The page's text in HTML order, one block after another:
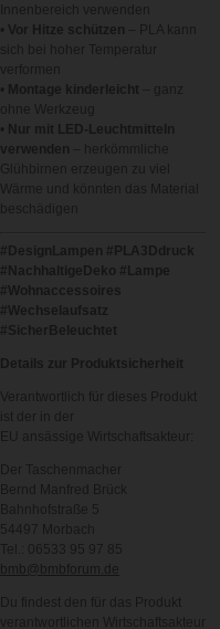
Innenbereich verwenden
• Vor Hitze schützen – PLA kann
sich bei hoher Temperatur
verformen
• Montage kinderleicht – ganz
ohne Werkzeug
• Nur mit LED-Leuchtmitteln
verwenden – herkömmliche
Glühbirnen erzeugen zu viel
Wärme und könnten das Material
beschädigen
#DesignLampen #PLA3Ddruck
#NachhaltigeDeko #Lampe
#Wohnaccessoires
#Wechselaufsatz
#SicherBeleuchtet
Details zur Produktsicherheit
Verantwortlich für dieses Produkt
ist der in der
EU ansässige Wirtschaftsakteur:
Der Taschenmacher
Bernd Manfred Brück
Bahnhofstraße 5
54497 Morbach
Tel.: 06533 95 97 85
bmb@bmbforum.de
Du findest den für das Produkt
verantwortlichen Wirtschaftsakteur